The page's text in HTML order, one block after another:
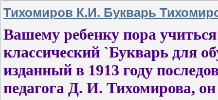
Тихомиров К.И. Букварь
Вашему ребенку пора
классический `Букварь для
изданный в 1913 году
педагога Д. И. Тихомирова,